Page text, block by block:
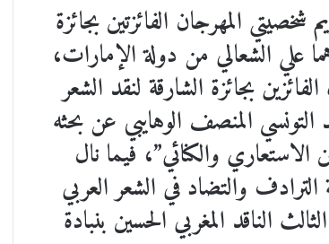
المهرجان الفائزتين بجائزة
للشعر العربي لعام 2024 في نسختها الـ 12 وهما علي الشعالي من دولة الإمارات،
بجائزة الشارقة لنقد الشعر
التونسي المنصف الوهايبي عن بحثه
والكنائي”، فيما نال
الترادف والتضاد في الشعر العربي
الناقد المغربي الحسين بنبادة